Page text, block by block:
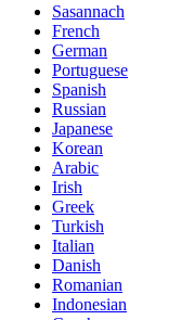
Sasannach
French
German
Portuguese
Spanish
Russian
Japanese
Korean
Arabic
Irish
Greek
Turkish
Italian
Danish
Romanian
Indonesian